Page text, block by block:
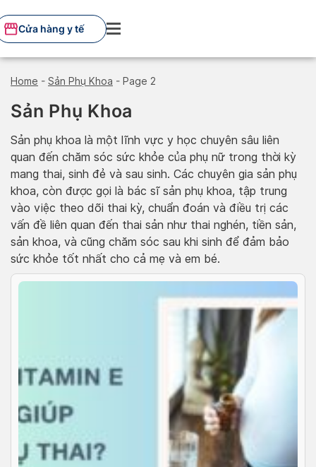
to
content
Cửa hàng y tế
Home - Sản Phụ Khoa - Page 2
Sản Phụ Khoa
Sản phụ khoa là một lĩnh vực y học chuyên sâu liên
quan đến chăm sóc sức khỏe của phụ nữ trong thời kỳ
mang thai, sinh đẻ và sau sinh. Các chuyên gia sản phụ
khoa, còn được gọi là bác sĩ sản phụ khoa, tập trung
vào việc theo dõi thai kỳ, chuẩn đoán và điều trị các
vấn đề liên quan đến thai sản như thai nghén, tiền sản,
sản khoa, và cũng chăm sóc sau khi sinh để đảm bảo
sức khỏe tốt nhất cho cả mẹ và em bé.